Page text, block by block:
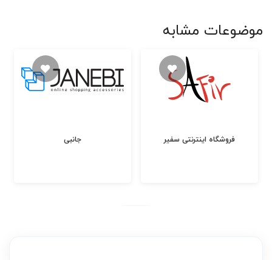
موضوعات مشابه
جانبی فروشگاه اینترنتی سفیر